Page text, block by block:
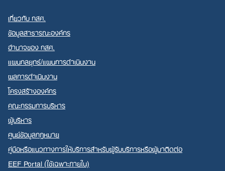
เกี่ยวกับ กสศ.
ข้อมูลสาธารณะองค์กร
อำนาจของ กสศ.
แผนกลยุทธ์/แผนการดำเนินงาน
ผลการดำเนินงาน
โครงสร้างองค์กร
คณะกรรมการบริหาร
ผู้บริหาร
ศูนย์ข้อมูลกฎหมาย
คู่มือหรือแนวทางการให้บริการสำหรับผู้รับบริการหรือผู้มาติดต่อ
EEF Portal (ใช้เฉพาะภายใน)